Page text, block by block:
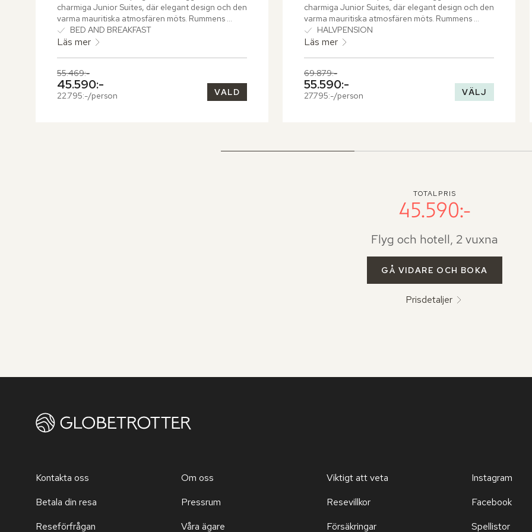
charmiga Junior Suites, där elegant design och den
varma mauritiska atmosfären möts. Rummens
smakfulla inredning inkluderar en mysig
vardagsrumsdel som bjuder in till avkopplande
imponerande golfbanan, vilket skapar en perfekt
plats för att njuta av den omgivande naturen.
BED AND BREAKFAST
Läs mer
Tidigare pris,
55.469:-
Nuvarande pris,
45.590:-
22.795:-/person VALD
charmiga Junior Suites, där elegant design och den
varma mauritiska atmosfären möts. Rummens
smakfulla inredning inkluderar en mysig
vardagsrumsdel som bjuder in till avkopplande
imponerande golfbanan, vilket skapar en perfekt
plats för att njuta av den omgivande naturen.
HALVPENSION
Läs mer
Tidigare pris,
69.879:-
Nuvarande pris,
55.590:-
27.795:-/person VÄLJ
TOTALPRIS
45.590:-
Flyg och hotell, 2 vuxna
GÅ VIDARE OCH BOKA
Prisdetaljer
Kontakta oss
Betala din resa
Reseförfrågan
Om oss
Pressrum
Våra ägare
Viktigt att veta
Resevillkor
Försäkringar
Instagram
Facebook
Spellistor